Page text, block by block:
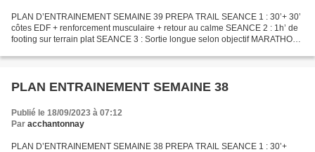
PLAN D’ENTRAINEMENT SEMAINE 39 PREPA TRAIL SEANCE 1 : 30’+ 30’
côtes EDF + renforcement musculaire + retour au calme SEANCE 2 : 1h’ de
footing sur terrain plat SEANCE 3 : Sortie longue selon objectif MARATHON
PLAN ENTRAINEMENT SEMAINE 38
Publié le 18/09/2023 à 07:12
Par acchantonnay
PLAN D’ENTRAINEMENT SEMAINE 38 PREPA TRAIL SEANCE 1 : 30’+